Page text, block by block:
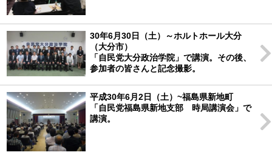
30年6月30日（土）～ホルトホール大分
（大分市）
「自民党大分政治学院」で講演。その後、
参加者の皆さんと記念撮影。
平成30年6月2日（土）~福島県新地町
「自民党福島県新地支部 時局講演会」で
講演。